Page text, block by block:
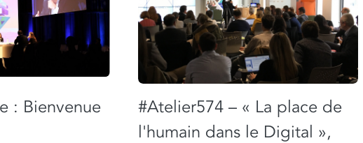
: Bienvenue
#Atelier574 – « La place de
l'humain dans le Digital »,